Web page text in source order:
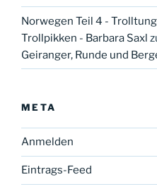
Norwegen Teil 4 -
Trollpikken - Barbara Saxl
Geiranger, Runde und
META
Anmelden
Eintrags-Feed